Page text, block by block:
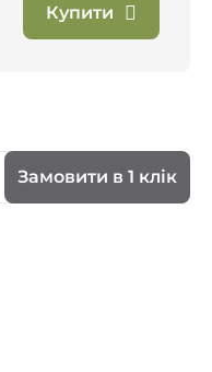
Купити
Замовити в 1 клік